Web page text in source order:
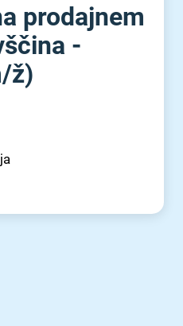
prodajnem
-
⁠ž)